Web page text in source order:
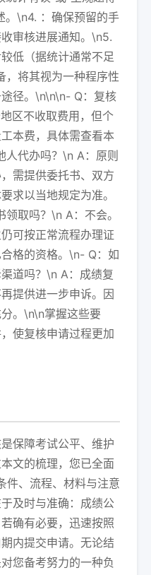
。\n4. ：确保预留的手
审核进展通知。\n5.
低（据统计通常不足
，将其视为一种程序性
径。\n\n\n- Q：复核
区不收取费用，但个
本费，具体需查看本
代办吗？\n A：原则
需提供委托书、双方
求以当地规定为准。
取吗？\n A：不会。
可按正常流程办理证
格的资格。\n- Q：如
道吗？\n A：成绩复
提供进一步申诉。因
。\n\n掌握这些要
使复核申请过程更加
保障考试公平、维护
文的梳理，您已全面
件、流程、材料与注意
及时与准确：成绩公
确有必要，迅速按照
内提交申请。无论结
您备考努力的一种负